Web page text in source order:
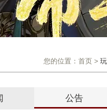
您的位置： 首页 >
公告